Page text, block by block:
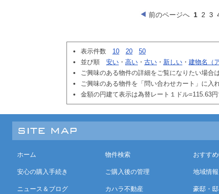
前のページへ 1 2 3
表示件数 10 20
50
並び順 安い ・ 高い ・ 古い ・ 新しい ・ 建物名（
ご興味のある物件の詳細をご覧になりたい場合
ご興味のある物件を「問い合わせカート」に入
金額の円建て表示は為替レート１ドル=115.63
ホーム 物件検索 おすす
安心の購入手続き ご購入後の管理 地域情報
ニュース＆ブログ カハラ不動産 豪邸・